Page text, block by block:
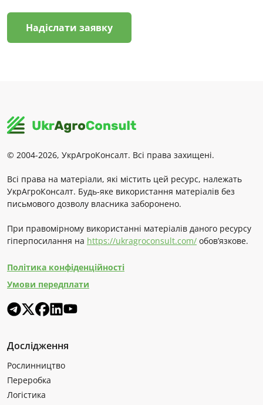
Надіслати заявку
© 2004-2026, УкрАгроКонсалт. Всі права захищені.
Всі права на матеріали, які містить цей ресурс, належать
УкрАгроКонсалт. Будь-яке використання матеріалів без
письмового дозволу власника заборонено.
При правомірному використанні матеріалів даного ресурсу
гіперпосилання на https://ukragroconsult.com/ обов’язкове.
Політика конфіденційності
Умови передплати
Дослідження
Рослинництво
Переробка
Логістика